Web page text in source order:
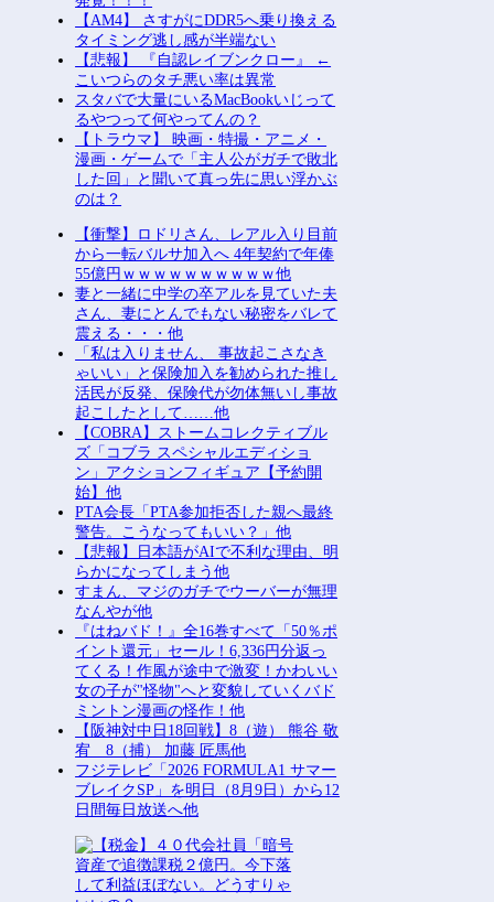
【AM4】 さすがにDDR5へ乗り換える
タイミング逃し感が半端ない
【悲報】 『自認レイブンクロー』 ←
こいつらのタチ悪い率は異常
スタバで大量にいるMacBookいじって
るやつって何やってんの？
【トラウマ】 映画・特撮・アニメ・
漫画・ゲームで「主人公がガチで敗北
した回」と聞いて真っ先に思い浮かぶ
のは？
【衝撃】ロドリさん、レアル入り目前
から一転バルサ加入へ 4年契約で年俸
55億円ｗｗｗｗｗｗｗｗｗｗ他
妻と一緒に中学の卒アルを見ていた夫
さん、妻にとんでもない秘密をバレて
震える・・・他
「私は入りません、 事故起こさなき
ゃいい」と保険加入を勧められた推し
活民が反発、保険代が勿体無いし事故
起こしたとして……他
【COBRA】ストームコレクティブル
ズ「コブラ スペシャルエディショ
ン」アクションフィギュア【予約開
始】他
PTA会長「PTA参加拒否した親へ最終
警告。こうなってもいい？」他
【悲報】日本語がAIで不利な理由、明
らかになってしまう他
すまん、マジのガチでウーバーが無理
なんやが他
『はねバド！』全16巻すべて「50％ポ
イント還元」セール！6,336円分返っ
てくる！作風が途中で激変！かわいい
女の子が"怪物"へと変貌していくバド
ミントン漫画の怪作！他
【阪神対中日18回戦】8（遊） 熊谷 敬
宥 8（捕） 加藤 匠馬他
フジテレビ「2026 FORMULA1 サマー
ブレイクSP」を明日（8月9日）から12
日間毎日放送へ他